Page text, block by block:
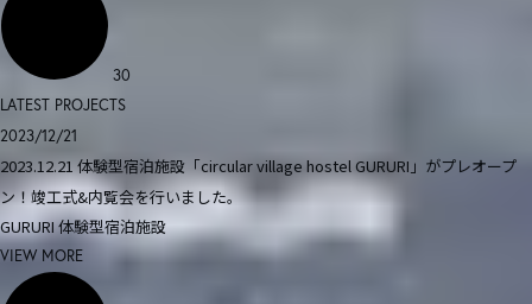
30
LATEST PROJECTS
2023/12/21
2023.12.21 体験型宿泊施設「circular village hostel GURURI」がプレオープ
ン！竣工式&内覧会を行いました。
GURURI体験型宿泊施設
VIEW MORE